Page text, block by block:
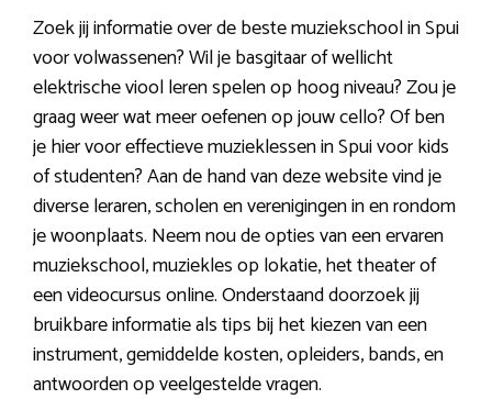
Zoek jij informatie over de beste muziekschool in Spui
voor volwassenen? Wil je basgitaar of wellicht
elektrische viool leren spelen op hoog niveau? Zou je
graag weer wat meer oefenen op jouw cello? Of ben
je hier voor effectieve muzieklessen in Spui voor kids
of studenten? Aan de hand van deze website vind je
diverse leraren, scholen en verenigingen in en rondom
je woonplaats. Neem nou de opties van een ervaren
muziekschool, muziekles op lokatie, het theater of
een videocursus online. Onderstaand doorzoek jij
bruikbare informatie als tips bij het kiezen van een
instrument, gemiddelde kosten, opleiders, bands, en
antwoorden op veelgestelde vragen.